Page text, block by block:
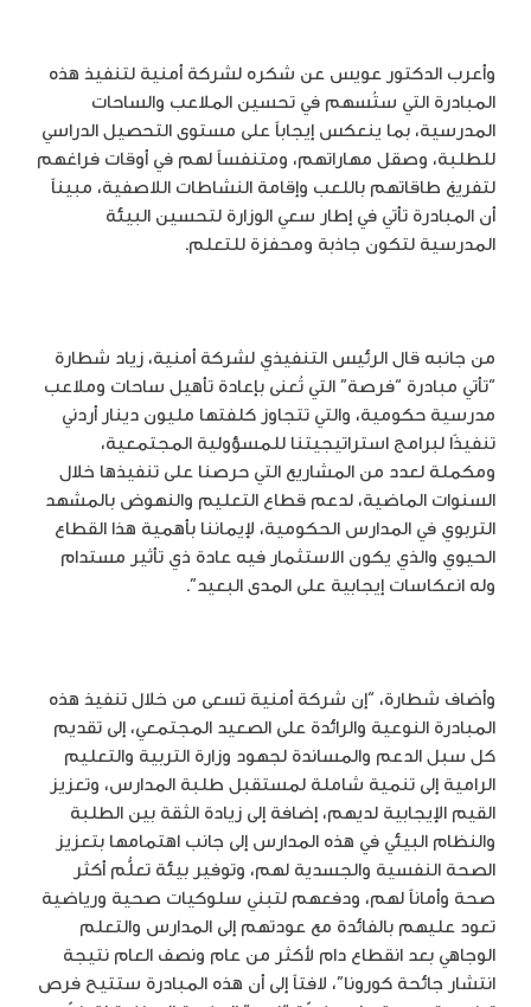
وأعرب الدكتور عويس عن شكره لشركة أمنية لتنفيذ هذه
المبادرة التي ستُسهم في تحسين الملاعب والساحات
المدرسية، بما ينعكس إيجاباً على مستوى التحصيل الدراسي
للطلبة، وصقل مهاراتهم، ومتنفساً لهم في أوقات فراغهم
لتفريغ طاقاتهم باللعب وإقامة النشاطات اللاصفية، مبيناً
أن المبادرة تأتي في إطار سعي الوزارة لتحسين البيئة
المدرسية لتكون جاذبة ومحفزة للتعلم.
من جانبه قال الرئيس التنفيذي لشركة أمنية، زياد شطارة
“تأتي مبادرة “فرصة” التي تُعنى بإعادة تأهيل ساحات وملاعب
مدرسية حكومية، والتي تتجاوز كلفتها مليون دينار أردني
تنفيذًا لبرامج استراتيجيتنا للمسؤولية المجتمعية،
ومكملة لعدد من المشاريع التي حرصنا على تنفيذها خلال
السنوات الماضية، لدعم قطاع التعليم والنهوض بالمشهد
التربوي في المدارس الحكومية، لإيماننا بأهمية هذا القطاع
الحيوي والذي يكون الاستثمار فيه عادة ذي تأثير مستدام
وله انعكاسات إيجابية على المدى البعيد”.
وأضاف شطارة، “إن شركة أمنية تسعى من خلال تنفيذ هذه
المبادرة النوعية والرائدة على الصعيد المجتمعي، إلى تقديم
كل سبل الدعم والمساندة لجهود وزارة التربية والتعليم
الرامية إلى تنمية شاملة لمستقبل طلبة المدارس، وتعزيز
القيم الإيجابية لديهم، إضافة إلى زيادة الثقة بين الطلبة
والنظام البيئي في هذه المدارس إلى جانب اهتمامها بتعزيز
الصحة النفسية والجسدية لهم، وتوفير بيئة تعلُّم أكثر
صحة وأماناً لهم، ودفعهم لتبني سلوكيات صحية ورياضية
تعود عليهم بالفائدة مع عودتهم إلى المدارس والتعلم
الوجاهي بعد انقطاع دام لأكثر من عام ونصف العام نتيجة
انتشار جائحة كورونا”، لافتاً إلى أن هذه المبادرة ستتيح فرص